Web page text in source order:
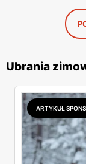
Ubrania
ARTYKUŁ